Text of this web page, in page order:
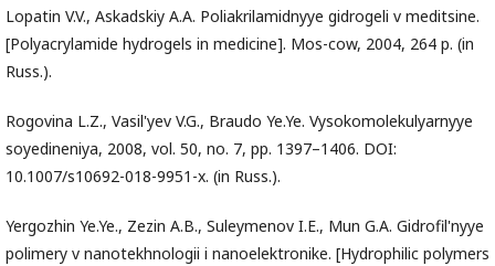
Lopatin V.V., Askadskiy A.A. Poliakrilamidnyye gidrogeli v meditsine.
[Polyacrylamide hydrogels in medicine]. Mos-cow, 2004, 264 p. (in
Russ.).
Rogovina L.Z., Vasil'yev V.G., Braudo Ye.Ye. Vysokomolekulyarnyye
soyedineniya, 2008, vol. 50, no. 7, pp. 1397–1406. DOI:
10.1007/s10692-018-9951-x. (in Russ.).
Yergozhin Ye.Ye., Zezin A.B., Suleymenov I.E., Mun G.A. Gidrofil'nyye
polimery v nanotekhnologii i nanoelektronike. [Hydrophilic polymers